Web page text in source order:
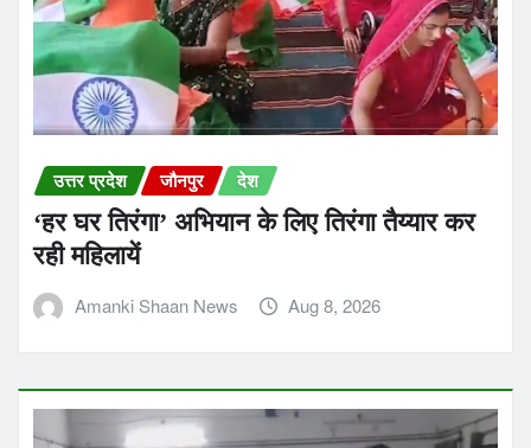
उत्तर प्रदेश जौनपुर देश
‘हर घर तिरंगा’ अभियान के लिए तिरंगा तैय्यार कर
रही महिलायें
Amanki Shaan News Aug 8, 2026